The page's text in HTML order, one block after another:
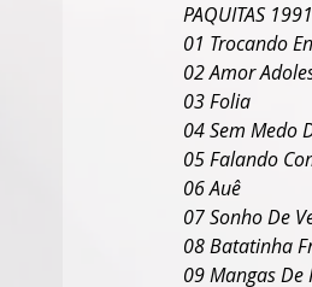
PAQUITAS 1991
01 Trocando
02 Amor
03 Folia
04 Sem Medo
05 Falando
06 Auê
07 Sonho De
08 Batatinha
09 Mangas De